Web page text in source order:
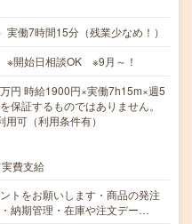
働7時間15分（残業少なめ！）
開始日相談OK ※9月～！
時給1900円×実働7h15m×週5
保証するものではありません。
可（利用条件有）
費支給
トをお願いします・商品の発注
納期管理・在庫や注文デー…